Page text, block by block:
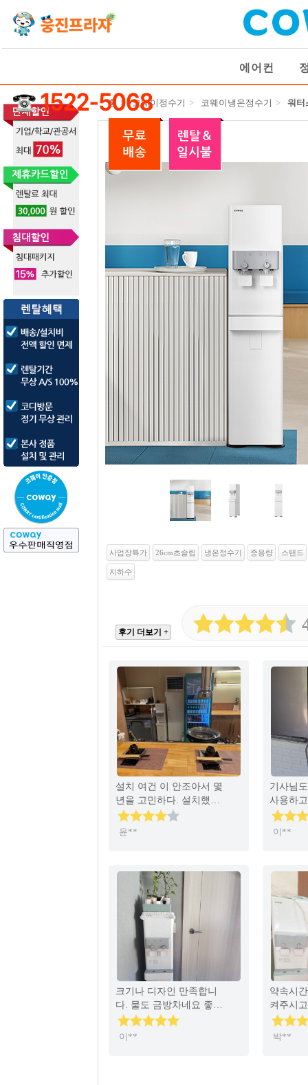
에어컨
홈 > 코웨이정수기 > 코웨이냉온정수기 > 워터
사업장특가 26cm초슬림 냉온정수기 중용량 스탠드
지하수
후기 더보기 +
설치 여건 이 안조아서 몇
년을 고민하다. 설치했는
데~ 설치하구 나니 넘 잘
했다는 생각이 들고. 너무
하구 있읍니다^^
윤**
기사님
사용하
이**
크기나 디자인 만족합니
다. 물도 금방차네요 좋아
요.. 추천합니다..
이**
약속시
켜주시
용설명
셧고 설
박**